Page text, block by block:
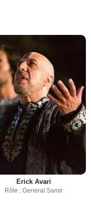
Erick Avari
Rôle : General Samir